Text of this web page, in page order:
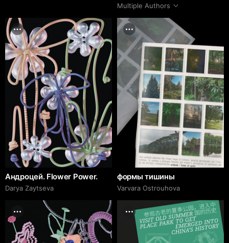
Multiple Authors
Андроцей. Flower Power.
Darya Zaytseva
формы тишины
Varvara Ostrouhova